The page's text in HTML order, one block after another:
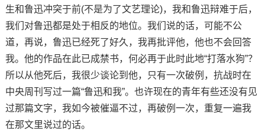
生和鲁迅冲突于前(不是为了文艺理论)，我和鲁迅辩难于后，
我们对鲁迅都是处于相反的地位。我们说的话，可能不公
道，再说，鲁迅已经死了好久，我再批评他，他也不会回答
我。他的作品在此已成禁书，何必再于此时此地“打落水狗”？
所以从他死后，我很少谈论到他，只有一次破例，抗战时在
中央周刊写过一篇“鲁迅和我”。也许现在的青年有些还没有见
过那篇文字，我如今被催逼不过，再破例一次，重复一遍我
在那文里说过的话。